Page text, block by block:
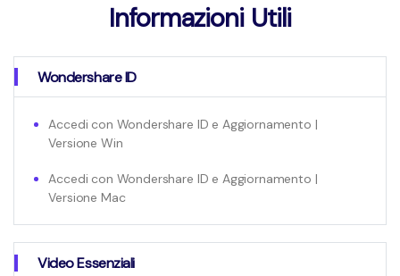
Informazioni Utili
Wondershare ID
Accedi con Wondershare ID e Aggiornamento |
Versione Win
Accedi con Wondershare ID e Aggiornamento |
Versione Mac
Video Essenziali